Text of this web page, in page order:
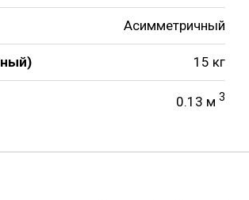
Асимметричный
15 кг
0.13 м 3